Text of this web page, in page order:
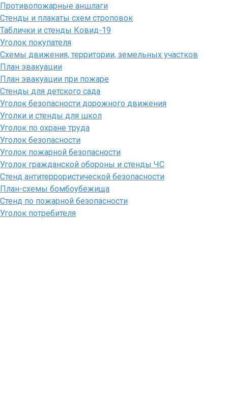
Противопожарные аншлаги
Стенды и плакаты схем строповок
Таблички и стенды Ковид-19
Уголок покупателя
Схемы движения, территории, земельных участков
План эвакуации
План эвакуации при пожаре
Стенды для детского сада
Уголок безопасности дорожного движения
Уголки и стенды для школ
Уголок по охране труда
Уголок безопасности
Уголок пожарной безопасности
Уголок гражданской обороны и стенды ЧС
Стенд антитеррористической безопасности
План-схемы бомбоубежища
Стенд по пожарной безопасности
Уголок потребителя